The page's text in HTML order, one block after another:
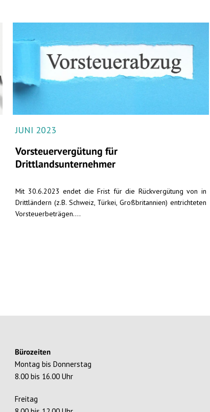
JUNI 2023
Vorsteuervergütung für
Drittlandsunternehmer
Mit 30.6.2023 endet die Frist für die Rückvergütung von in
Drittländern (z.B. Schweiz, Türkei, Großbritannien) entrichteten
Vorsteuerbeträgen....
Bürozeiten
Montag bis Donnerstag
8.00 bis 16.00 Uhr
Freitag